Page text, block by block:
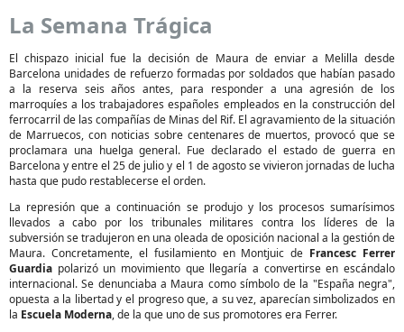
La Semana Trágica
El chispazo inicial fue la decisión de Maura de enviar a Melilla desde
Barcelona unidades de refuerzo formadas por soldados que habían pasado
a la reserva seis años antes, para responder a una agresión de los
marroquíes a los trabajadores españoles empleados en la construcción del
ferrocarril de las compañías de Minas del Rif. El agravamiento de la situación
de Marruecos, con noticias sobre centenares de muertos, provocó que se
proclamara una huelga general. Fue declarado el estado de guerra en
Barcelona y entre el 25 de julio y el 1 de agosto se vivieron jornadas de lucha
hasta que pudo restablecerse el orden.
La represión que a continuación se produjo y los procesos sumarísimos
llevados a cabo por los tribunales militares contra los líderes de la
subversión se tradujeron en una oleada de oposición nacional a la gestión de
Maura. Concretamente, el fusilamiento en Montjuic de Francesc Ferrer
Guardia polarizó un movimiento que llegaría a convertirse en escándalo
internacional. Se denunciaba a Maura como símbolo de la "España negra",
opuesta a la libertad y el progreso que, a su vez, aparecían simbolizados en
la Escuela Moderna, de la que uno de sus promotores era Ferrer.